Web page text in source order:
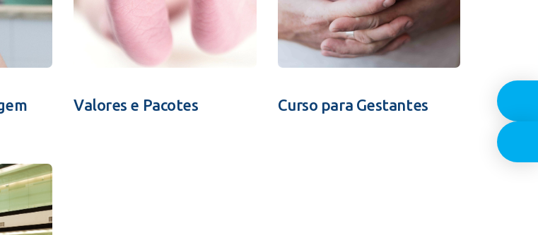
Valores e Pacotes Curso para Gestantes